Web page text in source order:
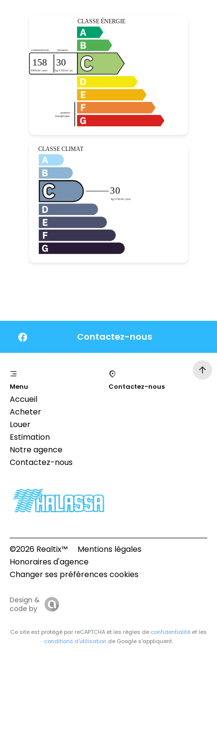
Contactez-nous
Menu
Accueil
Acheter
Louer
Estimation
Notre agence
Contactez-nous
Contactez-nous
©2026 Realtix™
Mentions légales
Honoraires d'agence
Changer ses préférences cookies
Design &
code by
Ce site est protégé par reCAPTCHA et les règles de confidentialité et les
conditions d'utilisation de Google s'appliquent.